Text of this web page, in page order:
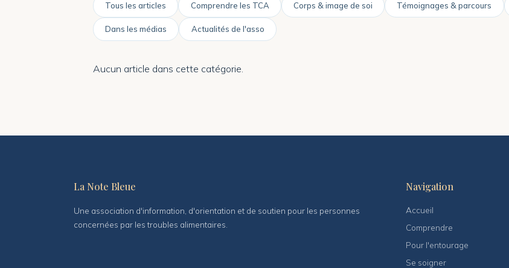
Tous les articles Comprendre les TCA Corps & image de soi Témoignages & parcours
Dans les médias Actualités de l'asso
Aucun article dans cette catégorie.
La Note Bleue
Une association d'information, d'orientation et de soutien pour les personnes
concernées par les troubles alimentaires.
Navigation
Accueil
Comprendre
Pour l'entourage
Se soigner